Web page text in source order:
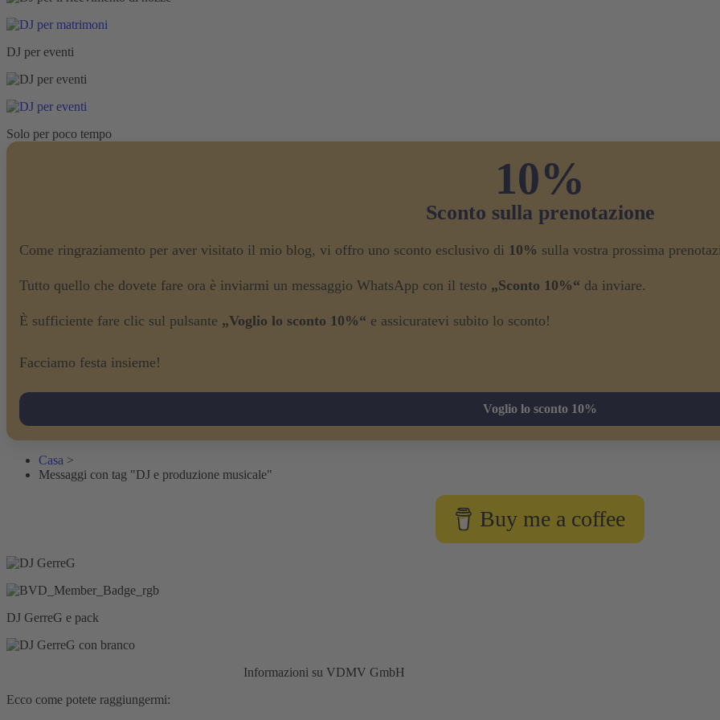
DJ per eventi
Solo per poco tempo
10%
Sconto sulla prenotazione
Come ringraziamento per aver visitato il mio blog, vi offro uno sconto esclusivo di 10% sulla vostra prossima
Tutto quello che dovete fare ora è inviarmi un messaggio WhatsApp con il testo „Sconto 10%“ da inviare.
È sufficiente fare clic sul pulsante „Voglio lo sconto 10%“ e assicuratevi subito lo sconto!
Facciamo festa insieme!
Voglio lo sconto 10%
Casa >
Messaggi con tag "DJ e produzione musicale"
Buy me a coffee
DJ GerreG e pack
Informazioni su VDMV GmbH
Ecco come potete raggiungermi: